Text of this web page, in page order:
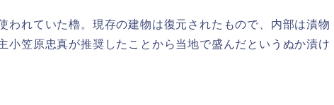
われていた櫓。現存の建物は復元されたもので、内部は漬物
小笠原忠真が推奨したことから当地で盛んだというぬか漬け